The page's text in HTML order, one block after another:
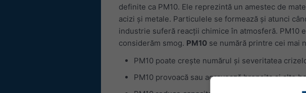
definite ca PM10. Ele reprezintă un amestec de
acizi și metale. Particulele se formează și atunci
industrie suferă reacții chimice în atmosferă.
considerăm smog. PM10 se numără printre cei mai
PM10 poate crește numărul și severitatea
PM10 provoacă sau agravează bronșita și alte